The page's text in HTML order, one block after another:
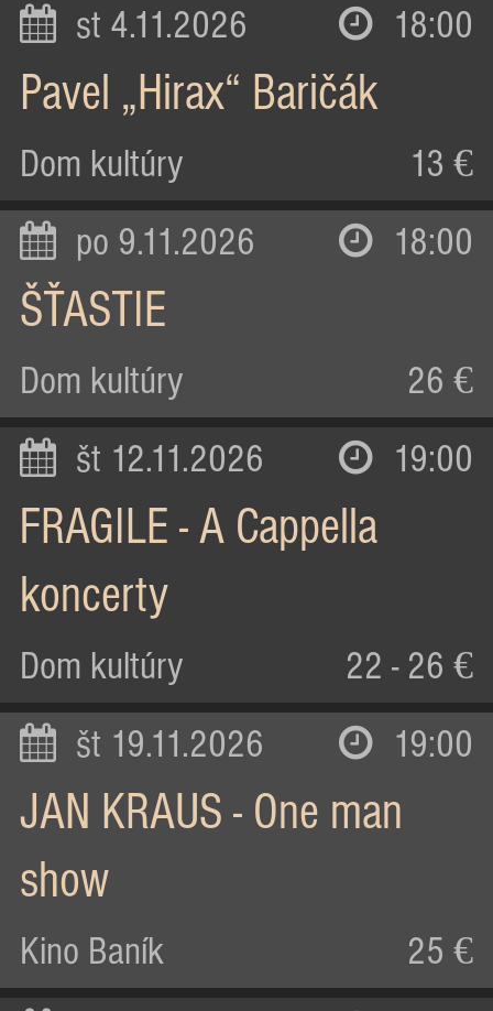
st 4.11.2026 18:00
Pavel „Hirax“ Baričák
Dom kultúry 13 €
po 9.11.2026 18:00
ŠŤASTIE
Dom kultúry 26 €
št 12.11.2026 19:00
FRAGILE - A Cappella
koncerty
Dom kultúry 22 - 26 €
št 19.11.2026 19:00
JAN KRAUS - One man
show
Kino Baník 25 €